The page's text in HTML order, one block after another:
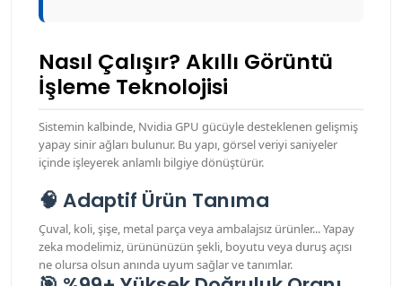
Nasıl Çalışır? Akıllı Görüntü
İşleme Teknolojisi
Sistemin kalbinde, Nvidia GPU gücüyle desteklenen gelişmiş
yapay sinir ağları bulunur. Bu yapı, görsel veriyi saniyeler
içinde işleyerek anlamlı bilgiye dönüştürür.
🧠 Adaptif Ürün Tanıma
Çuval, koli, şişe, metal parça veya ambalajsız ürünler... Yapay
zeka modelimiz, ürününüzün şekli, boyutu veya duruş açısı
ne olursa olsun anında uyum sağlar ve tanımlar.